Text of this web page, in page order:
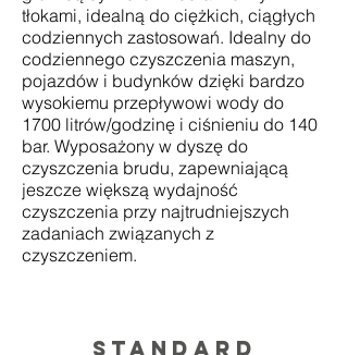
tłokami, idealną do ciężkich, ciągłych
codziennych zastosowań. Idealny do
codziennego czyszczenia maszyn,
pojazdów i budynków dzięki bardzo
wysokiemu przepływowi wody do
1700 litrów/godzinę i ciśnieniu do 140
bar. Wyposażony w dyszę do
czyszczenia brudu, zapewniającą
jeszcze większą wydajność
czyszczenia przy najtrudniejszych
zadaniach związanych z
czyszczeniem.
Standard